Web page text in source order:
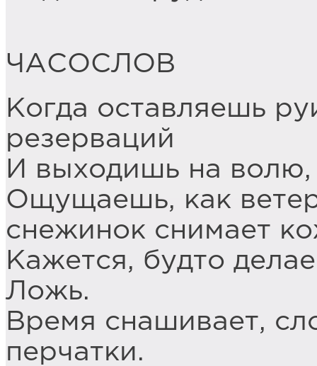
ЧАСОСЛОВ
Когда оставляешь
резерваций
И выходишь на волю,
Ощущаешь, как
снежинок снимает
Кажется, будто
Ложь.
Время снашивает,
перчатки.